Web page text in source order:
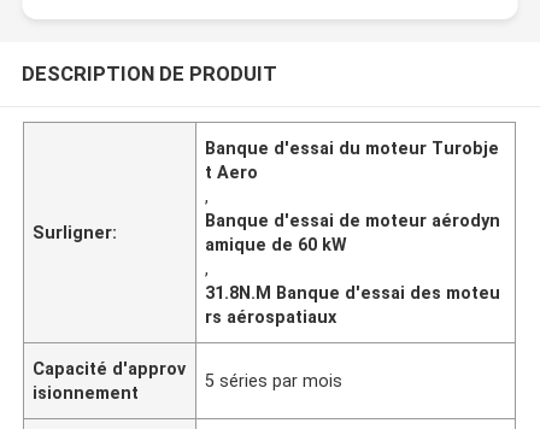
DESCRIPTION DE PRODUIT
Surligner:
Banque d'essai du moteur Turobje
t Aero
,
Banque d'essai de moteur aérodyn
amique de 60 kW
,
31.8N.M Banque d'essai des moteu
rs aérospatiaux
Capacité d'approv
isionnement
5 séries par mois